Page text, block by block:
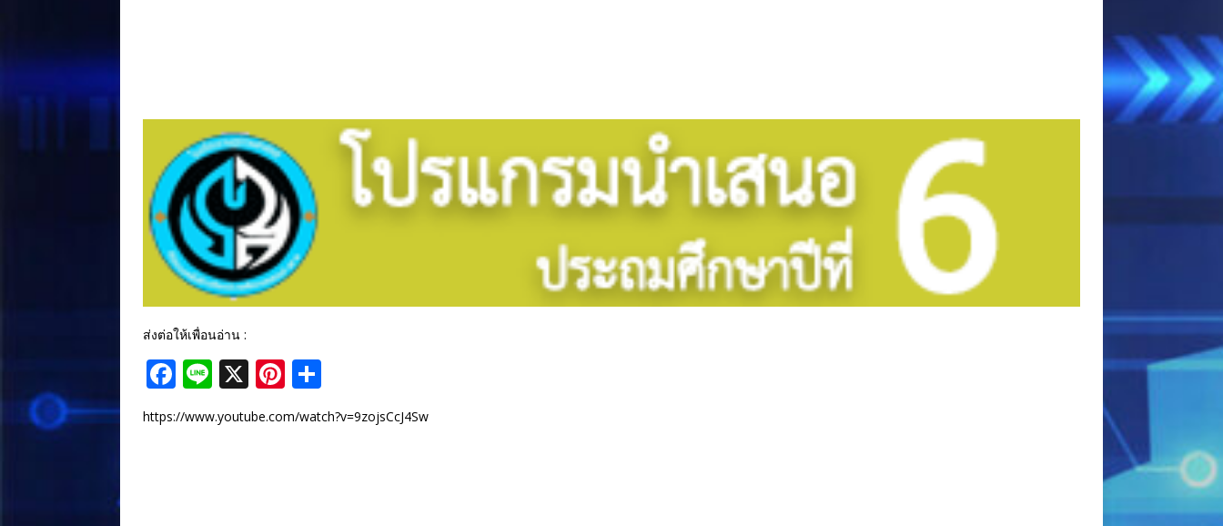
ส่งต่อให้เพื่อนอ่าน :
F
a
c
Li
e
X Pi
n
te
h
ar
https://www.youtube.com/watch?v=9zojsCcJ4Sw